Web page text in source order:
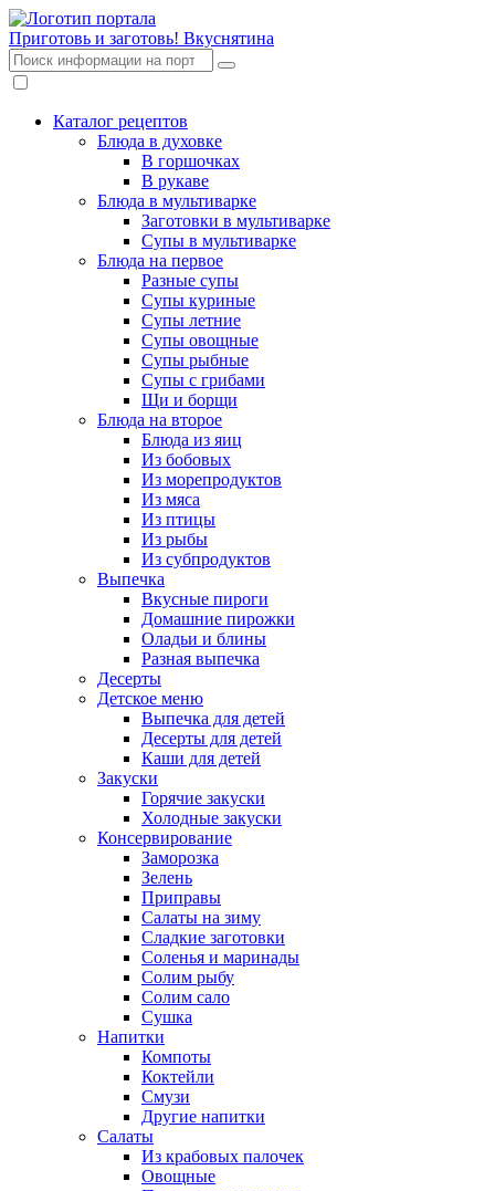
Приготовь и заготовь! Вкуснятина
Каталог рецептов
Блюда в духовке
В горшочках
В рукаве
Блюда в мультиварке
Заготовки в мультиварке
Супы в мультиварке
Блюда на первое
Разные супы
Супы куриные
Супы летние
Супы овощные
Супы рыбные
Супы с грибами
Щи и борщи
Блюда на второе
Блюда из яиц
Из бобовых
Из морепродуктов
Из мяса
Из птицы
Из рыбы
Из субпродуктов
Выпечка
Вкусные пироги
Домашние пирожки
Оладьи и блины
Разная выпечка
Десерты
Детское меню
Выпечка для детей
Десерты для детей
Каши для детей
Закуски
Горячие закуски
Холодные закуски
Консервирование
Заморозка
Зелень
Приправы
Салаты на зиму
Сладкие заготовки
Соленья и маринады
Солим рыбу
Солим сало
Сушка
Напитки
Компоты
Коктейли
Смузи
Другие напитки
Салаты
Из крабовых палочек
Овощные